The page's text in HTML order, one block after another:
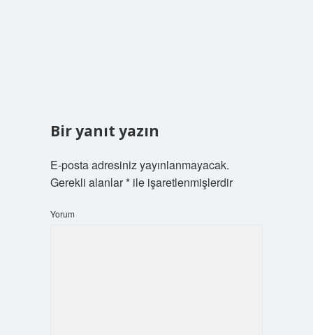
Bir yanıt yazın
E-posta adresiniz yayınlanmayacak.
Gerekli alanlar*ile işaretlenmişlerdir
Yorum